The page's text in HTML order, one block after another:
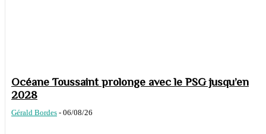
Océane Toussaint prolonge avec le PSG jusqu’en
2028
Gérald Bordes - 06/08/26